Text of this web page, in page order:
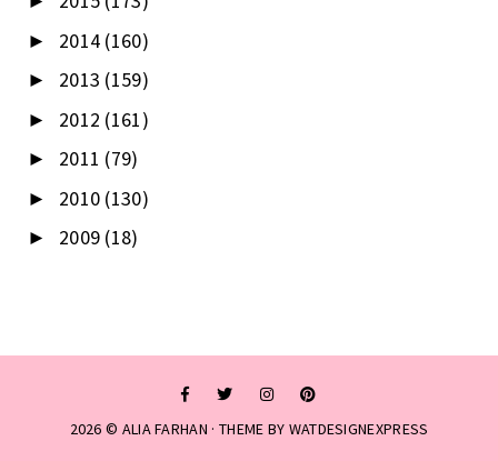
► 2014 (160)
► 2013 (159)
► 2012 (161)
► 2011 (79)
► 2010 (130)
► 2009 (18)
2026 © ALIA FARHAN · THEME BY WATDESIGNEXPRESS